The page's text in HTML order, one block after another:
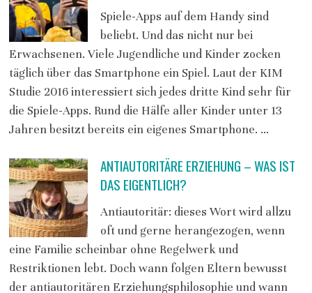
Spiele-Apps auf dem Handy sind
beliebt. Und das nicht nur bei
Erwachsenen. Viele Jugendliche und Kinder zocken
täglich über das Smartphone ein Spiel. Laut der KIM
Studie 2016 interessiert sich jedes dritte Kind sehr für
die Spiele-Apps. Rund die Hälfe aller Kinder unter 13
Jahren besitzt bereits ein eigenes Smartphone. …
ANTIAUTORITÄRE ERZIEHUNG – WAS IST
DAS EIGENTLICH?
Antiautoritär: dieses Wort wird allzu
oft und gerne herangezogen, wenn
eine Familie scheinbar ohne Regelwerk und
Restriktionen lebt. Doch wann folgen Eltern bewusst
der antiautoritären Erziehungsphilosophie und wann